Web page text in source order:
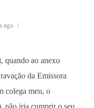
ago
quando ao anexo
da Emissora
colega meu, o
não iria cumprir o seu